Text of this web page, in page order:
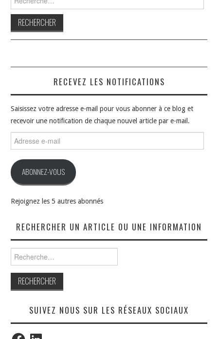
RECEVEZ LES NOTIFICATIONS
Saisissez votre adresse e-mail pour vous abonner à ce blog et
recevoir une notification de chaque nouvel article par e-mail.
e-
ABONNEZ-VOUS
Rejoignez les 5 autres abonnés
RECHERCHER UN ARTICLE OU UNE INFORMATION
SUIVEZ NOUS SUR LES RÉSEAUX SOCIAUX
FacebookLinkedIn